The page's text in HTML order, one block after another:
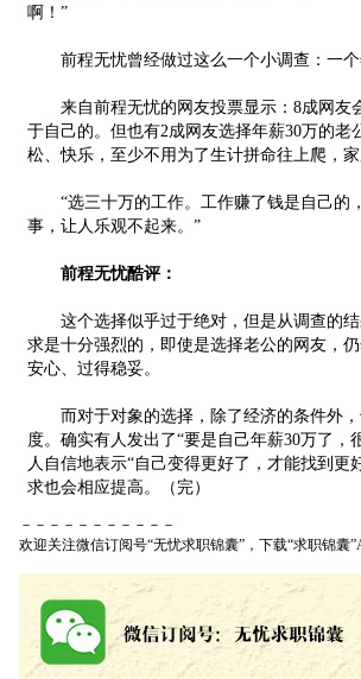
啊！”
前程无忧曾经做过这么一个小调查：一个
来自前程无忧的网友投票显示：8成网友
于自己的。但也有2成网友选择年薪30万的
松、快乐，至少不用为了生计拼命往上爬，
“选三十万的工作。工作赚了钱是自己的
事，让人乐观不起来。”
前程无忧酷评：
这个选择似乎过于绝对，但是从调查的结
求是十分强烈的，即使是选择老公的网友，
安心、过得稳妥。
而对于对象的选择，除了经济的条件外，
度。确实有人发出了“要是自己年薪30万了
人自信地表示“自己变得更好了，才能找到
求也会相应提高。（完）
－－－－－－－－－－－
欢迎关注微信订阅号“无忧求职锦囊”，下载“求职锦囊